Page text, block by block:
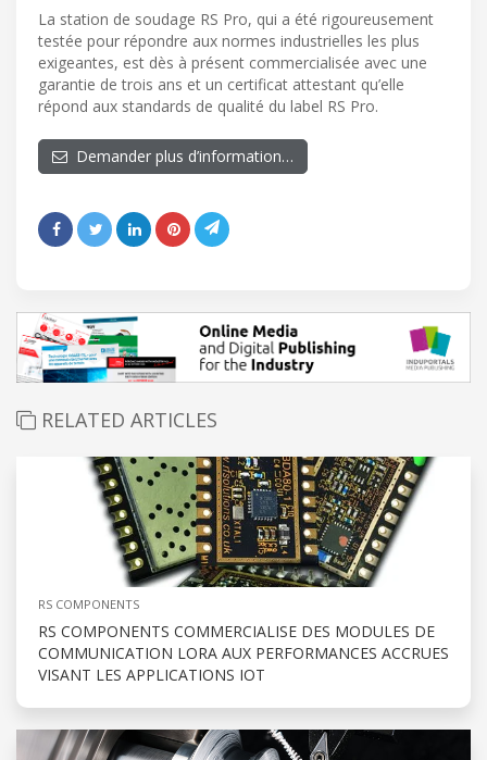
La station de soudage RS Pro, qui a été rigoureusement
testée pour répondre aux normes industrielles les plus
exigeantes, est dès à présent commercialisée avec une
garantie de trois ans et un certificat attestant qu’elle
répond aux standards de qualité du label RS Pro.
Demander plus d’information…
RELATED ARTICLES
RS COMPONENTS
RS COMPONENTS COMMERCIALISE DES MODULES DE
COMMUNICATION LORA AUX PERFORMANCES ACCRUES
VISANT LES APPLICATIONS IOT